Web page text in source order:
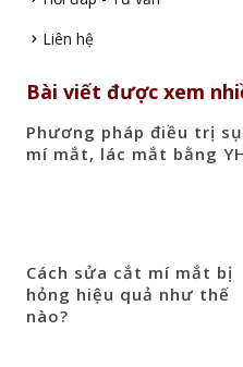
Liên hệ
Bài viết được xem
Phương pháp điều trị
mí mắt, lác mắt bằng
Cách sửa cắt mí mắt bị
hỏng hiệu quả như thế
nào?